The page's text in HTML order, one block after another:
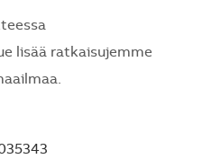
lisää ratkaisujemme